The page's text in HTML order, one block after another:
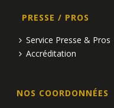
PRESSE / PROS
Service Presse & Pros
Accréditation
NOS COORDONNÉES